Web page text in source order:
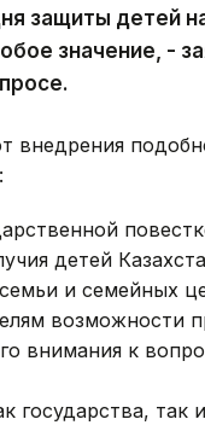
защиты детей
значение, -
внедрения
детей
и семейных
возможности
внимания к
государства, так